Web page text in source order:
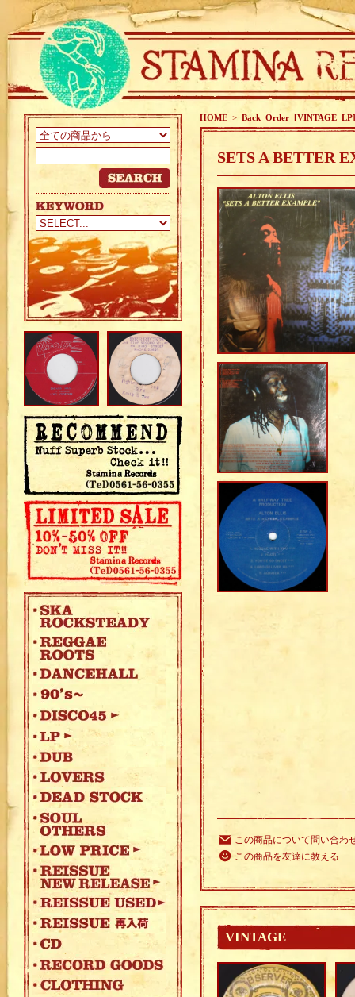
HOME > Back Order [VINTAGE LP]
SETS A BETTER
この商品について問い合わ
この商品を友達に教える
VINTAGE